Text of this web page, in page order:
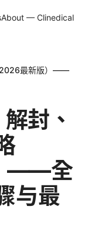
About — Clinedical
2026最新版）——
封、
——全
与最